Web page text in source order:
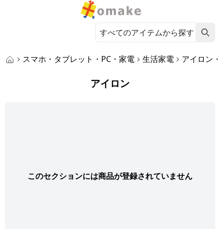
スマホ・タブレット・PC・家電 生活家電 アイロン
アイロン
このセクションには商品が登録されていません